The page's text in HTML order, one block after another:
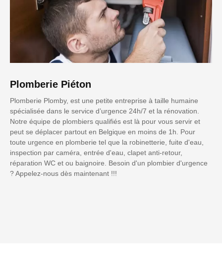
Plomberie Piéton
Plomberie Plomby, est une petite entreprise à taille humaine
spécialisée dans le service d’urgence 24h/7 et la rénovation.
Notre équipe de plombiers qualifiés est là pour vous servir et
peut se déplacer partout en Belgique en moins de 1h. Pour
toute urgence en plomberie tel que la robinetterie, fuite d'eau,
inspection par caméra, entrée d'eau, clapet anti-retour,
réparation WC et ou baignoire. Besoin d'un plombier d'urgence
? Appelez-nous dès maintenant !!!